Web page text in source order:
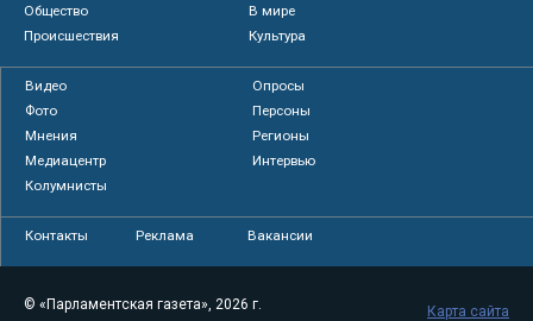
Общество
В мире
Происшествия
Культура
Видео
Опросы
Фото
Персоны
Мнения
Регионы
Медиацентр
Интервью
Колумнисты
Контакты Реклама Вакансии
© «Парламентская газета», 2026 г.
Карта сайта